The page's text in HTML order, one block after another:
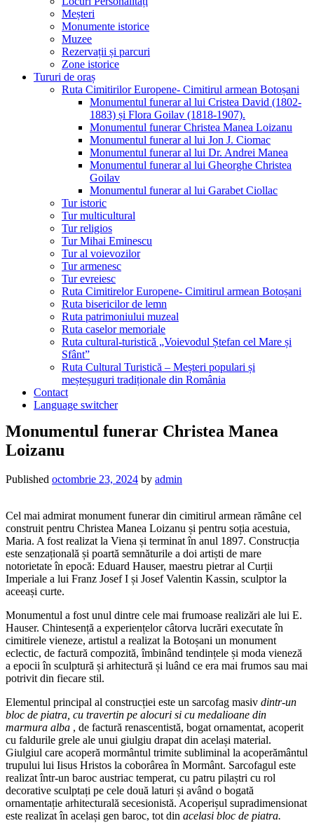
Meșteri
Monumente istorice
Muzee
Rezervații și parcuri
Zone istorice
Tururi de oraș
Ruta Cimitirilor Europene- Cimitirul armean Botoșani
Monumentul funerar al lui Cristea David (1802-
1883) și Flora Goilav (1818-1907).
Monumentul funerar Christea Manea Loizanu
Monumentul funerar al lui Jon J. Ciomac
Monumentul funerar al lui Dr. Andrei Manea
Monumentul funerar al lui Gheorghe Christea
Goilav
Monumentul funerar al lui Garabet Ciollac
Tur istoric
Tur multicultural
Tur religios
Tur Mihai Eminescu
Tur al voievozilor
Tur armenesc
Tur evreiesc
Ruta Cimitirelor Europene- Cimitirul armean Botoșani
Ruta bisericilor de lemn
Ruta patrimoniului muzeal
Ruta caselor memoriale
Ruta cultural-turistică „Voievodul Ștefan cel Mare și
Sfânt”
Ruta Cultural Turistică – Meșteri populari și
meșteșuguri tradiționale din România
Contact
Language switcher
Monumentul funerar Christea Manea
Loizanu
Published octombrie 23, 2024 by admin
Cel mai admirat monument funerar din cimitirul armean rămâne cel
construit pentru Christea Manea Loizanu și pentru soția acestuia,
Maria. A fost realizat la Viena și terminat în anul 1897. Construcția
este senzațională și poartă semnăturile a doi artiști de mare
notorietate în epocă: Eduard Hauser, maestru pietrar al Curții
Imperiale a lui Franz Josef I și Josef Valentin Kassin, sculptor la
aceeași curte.
Monumentul a fost unul dintre cele mai frumoase realizări ale lui E.
Hauser. Chintesență a experiențelor câtorva lucrări executate în
cimitirele vieneze, artistul a realizat la Botoșani un monument
eclectic, de factură compozită, îmbinând tendințele și moda vieneză
a epocii în sculptură și arhitectură și luând ce era mai frumos sau mai
potrivit din fiecare stil.
Elementul principal al construcției este un sarcofag masiv dintr-un
bloc de piatra, cu travertin pe alocuri si cu medalioane din
marmura alba , de factură renascentistă, bogat ornamentat, acoperit
cu faldurile grele ale unui giulgiu drapat din același material.
Giulgiul care acoperă mormântul trimite subliminal la acoperământul
trupului lui Iisus Hristos la coborârea în Mormânt. Sarcofagul este
realizat într-un baroc austriac temperat, cu patru pilaștri cu rol
decorative sculptați pe cele două laturi și având o bogată
ornamentație arhitecturală secesionistă. Acoperișul supradimensionat
este realizat în același gen baroc, tot din acelasi bloc de piatra.